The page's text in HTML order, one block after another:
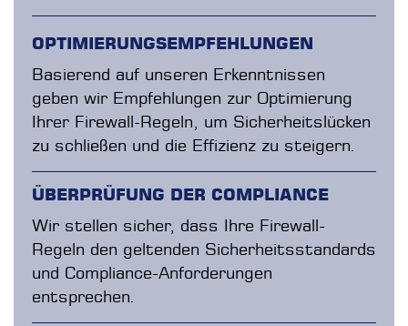
OPTIMIERUNGSEMPFEHLUNGEN
Basierend auf unseren Erkenntnissen
geben wir Empfehlungen zur Optimierung
Ihrer Firewall-Regeln, um Sicherheitslücken
zu schließen und die Effizienz zu steigern.
ÜBERPRÜFUNG DER COMPLIANCE
Wir stellen sicher, dass Ihre Firewall-
Regeln den geltenden Sicherheitsstandards
und Compliance-Anforderungen
entsprechen.